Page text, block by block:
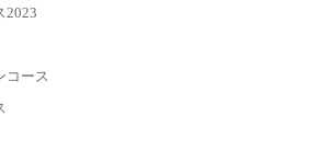
2023
コース